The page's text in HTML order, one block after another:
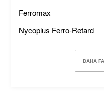
Ferromax
Nycoplus Ferro-Retard
DAHA